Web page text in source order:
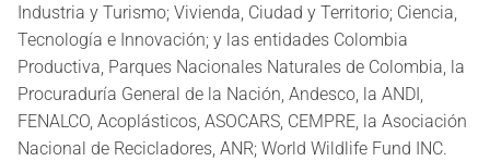
Industria y Turismo; Vivienda, Ciudad y Territorio; Ciencia,
Tecnología e Innovación; y las entidades Colombia
Productiva, Parques Nacionales Naturales de Colombia, la
Procuraduría General de la Nación, Andesco, la ANDI,
FENALCO, Acoplásticos, ASOCARS, CEMPRE, la Asociación
Nacional de Recicladores, ANR; World Wildlife Fund INC.